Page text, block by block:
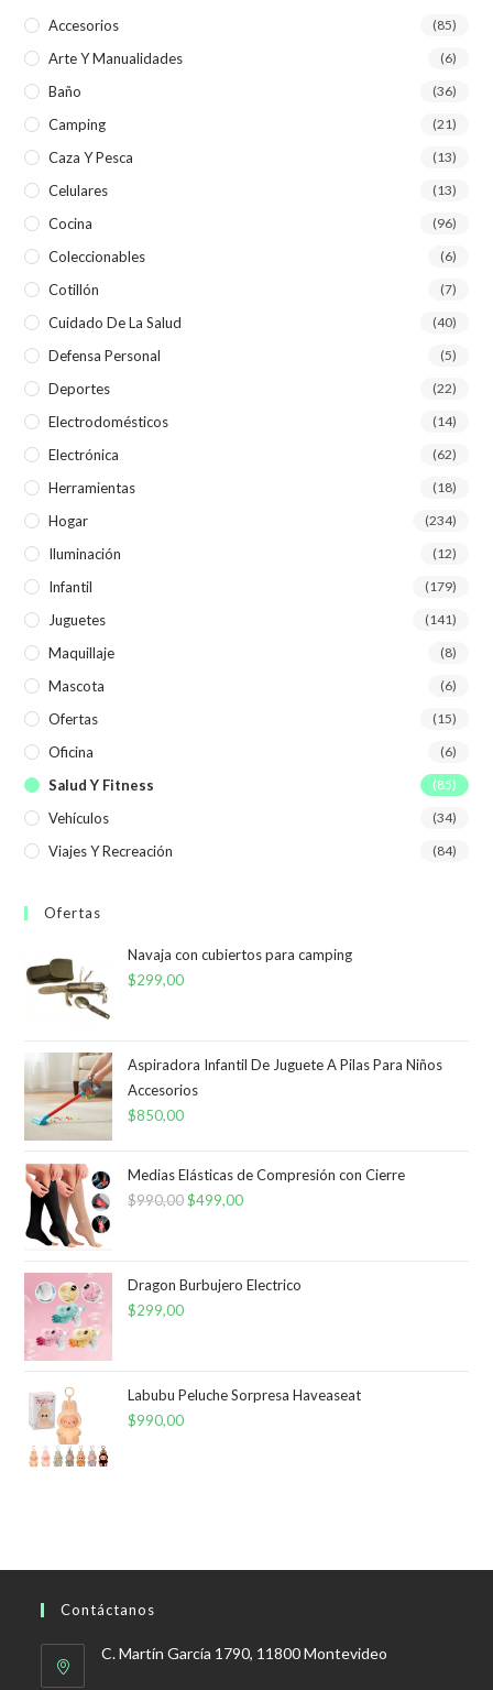
Accesorios (85)
Arte Y Manualidades (6)
Baño (36)
Camping (21)
Caza Y Pesca (13)
Celulares (13)
Cocina (96)
Coleccionables (6)
Cotillón (7)
Cuidado De La Salud (40)
Defensa Personal (5)
Deportes (22)
Electrodomésticos (14)
Electrónica (62)
Herramientas (18)
Hogar (234)
Iluminación (12)
Infantil (179)
Juguetes (141)
Maquillaje (8)
Mascota (6)
Ofertas (15)
Oficina (6)
Salud Y Fitness (85)
Vehículos (34)
Viajes Y Recreación (84)
Ofertas
Navaja con cubiertos para camping
$299,00
Aspiradora Infantil De Juguete A Pilas Para Niños
Accesorios
$850,00
Medias Elásticas de Compresión con Cierre
$990,00El
era:
$499,00El
es:
Dragon Burbujero Electrico
$299,00
Labubu Peluche Sorpresa Haveaseat
$990,00
Contáctanos
C. Martín García 1790, 11800 Montevideo